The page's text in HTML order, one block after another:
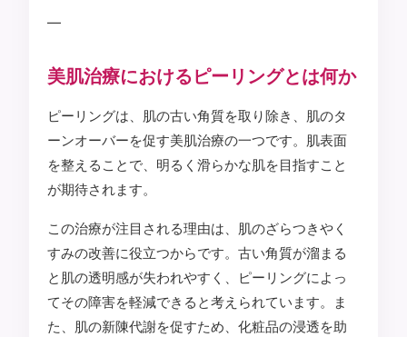
—
美肌治療におけるピーリングとは何か
ピーリングは、肌の古い角質を取り除き、肌のタ
ーンオーバーを促す美肌治療の一つです。肌表面
を整えることで、明るく滑らかな肌を目指すこと
が期待されます。
この治療が注目される理由は、肌のざらつきやく
すみの改善に役立つからです。古い角質が溜まる
と肌の透明感が失われやすく、ピーリングによっ
てその障害を軽減できると考えられています。ま
た、肌の新陳代謝を促すため、化粧品の浸透を助